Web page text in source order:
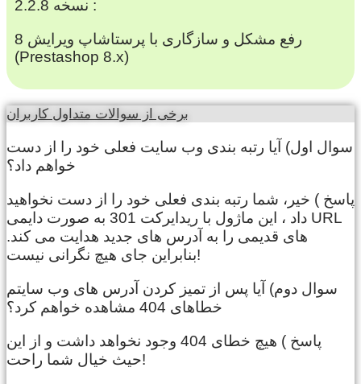
نسخه 2.2.8 :
رفع مشکل و سازگاری با پرستاشاپ ویرایش 8
(Prestashop 8.x)
برخی از سوالات متداول کاربران
سوال اول) آیا رتبه بندی وب سایت فعلی خود را از دست
خواهم داد؟
پاسخ ) خیر، شما رتبه بندی فعلی خود را از دست نخواهید
داد ، این ماژول با ریدایرکت 301 به صورت دایمی URL
های قدیمی را به آدرس های جدید هدایت می کند.
بنابراین جای هیچ نگرانی نیست!
سوال دوم) آیا پس از تمیز کردن آدرس های وب سایتم
خطاهای 404 مشاهده خواهم کرد؟
پاسخ ) هیچ خطای 404 وجود نخواهد داشت و از این
حیث خیال شما راحت!